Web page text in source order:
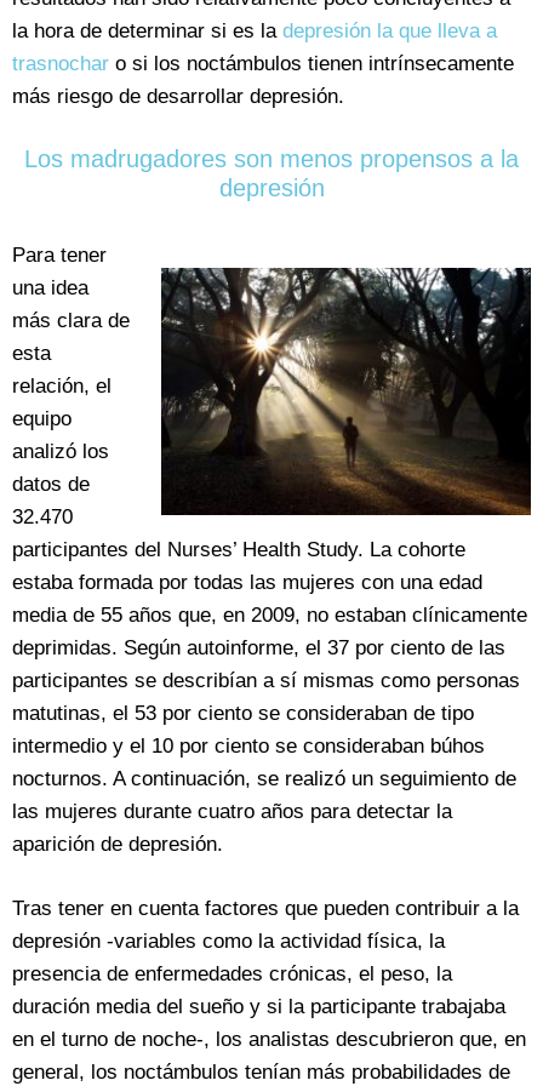
la hora de determinar si es la depresión la que lleva a
trasnochar o si los noctámbulos tienen intrínsecamente
más riesgo de desarrollar depresión.
Los madrugadores son menos propensos a la
depresión
Para tener
una idea
más clara de
esta
relación, el
equipo
analizó los
datos de
32.470
participantes del Nurses’ Health Study. La cohorte
estaba formada por todas las mujeres con una edad
media de 55 años que, en 2009, no estaban clínicamente
deprimidas. Según autoinforme, el 37 por ciento de las
participantes se describían a sí mismas como personas
matutinas, el 53 por ciento se consideraban de tipo
intermedio y el 10 por ciento se consideraban búhos
nocturnos. A continuación, se realizó un seguimiento de
las mujeres durante cuatro años para detectar la
aparición de depresión.
Tras tener en cuenta factores que pueden contribuir a la
depresión -variables como la actividad física, la
presencia de enfermedades crónicas, el peso, la
duración media del sueño y si la participante trabajaba
en el turno de noche-, los analistas descubrieron que, en
general, los noctámbulos tenían más probabilidades de